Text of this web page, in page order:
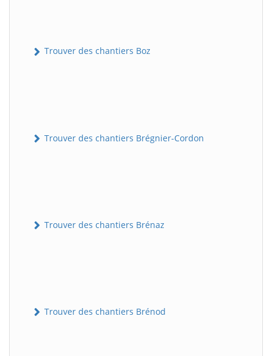
Trouver des chantiers Boz
Trouver des chantiers Brégnier-Cordon
Trouver des chantiers Brénaz
Trouver des chantiers Brénod